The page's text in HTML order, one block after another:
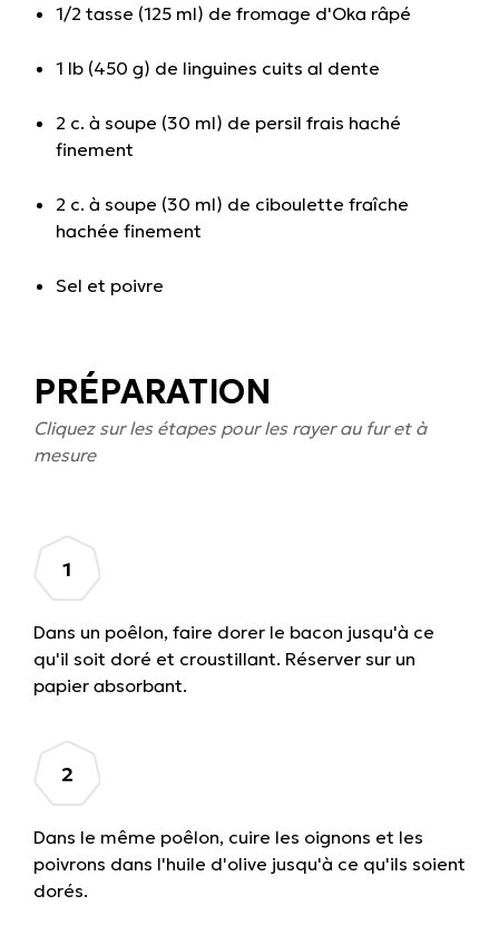
1/2 tasse (125 ml) de fromage d'Oka râpé
1 lb (450 g) de linguines cuits al dente
2 c. à soupe (30 ml) de persil frais haché
finement
2 c. à soupe (30 ml) de ciboulette fraîche
hachée finement
Sel et poivre
PRÉPARATION
Cliquez sur les étapes pour les rayer au fur et à
mesure
Dans un poêlon, faire dorer le bacon jusqu'à ce
qu'il soit doré et croustillant. Réserver sur un
papier absorbant.
Dans le même poêlon, cuire les oignons et les
poivrons dans l'huile d'olive jusqu'à ce qu'ils soient
dorés.